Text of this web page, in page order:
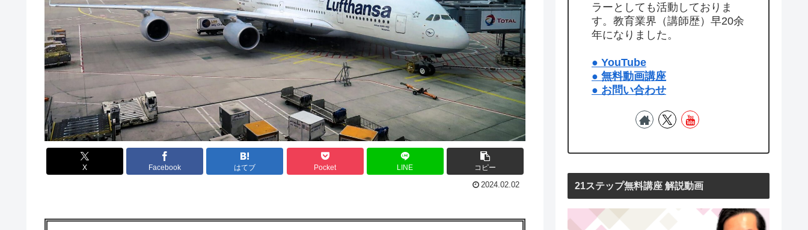
X Facebook はてブ Pocket LINE コピー
2024.02.02
ラーとしても活動しておりま
す。教育業界（講師歴）早20余
年になりました。
● YouTube
● 無料動画講座
● お問い合わせ
21ステップ無料講座 解説動画